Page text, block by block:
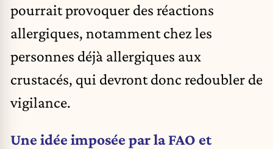
pourrait provoquer des réactions
allergiques, notamment chez les
personnes déjà allergiques aux
crustacés, qui devront donc redoubler de
vigilance.
Une idée imposée par la FAO et